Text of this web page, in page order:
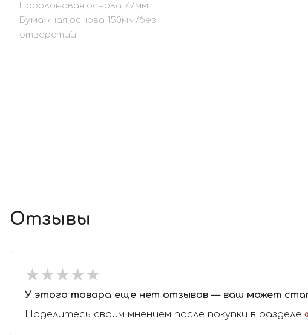
Поролоновая основа 77мм
Бумажная основа 150мм/без
отверстий
Отзывы
★★★★★
★★★★★
У этого товара еще нет отзывов — ваш может
Поделитесь своим мнением после покупки в разделе